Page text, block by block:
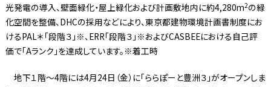
光発電の導入、壁面緑化・屋上緑化および計画敷地内に約4,280m2の緑
化空間を整備、DHCの採用などにより、東京都建物環境計画書制度にお
けるPAL＊「段階３」※、ERR「段階３」※およびCASBEEにおける自己評
価で「Aランク」を達成しています。※着工時
地下１階～4階には4月24日（金）に「ららぽーと豊洲３」がオープンしま